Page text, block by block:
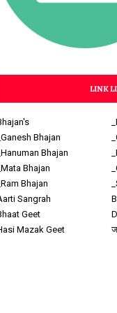
LINK
_Ganesh Bhajan
_Hanuman Bhajan
_Mata Bhajan
_Ram Bhajan
Sangrah
Geet
Mazak Geet